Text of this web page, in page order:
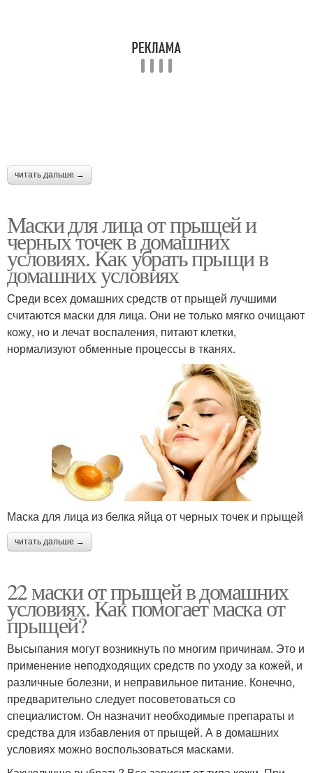
Противовоспалительные
маски
Маски от черных точек
Маска от черных точек Эффективные маски
Маска против черных
точек
Эффективная маска
Быстродействующие
маски
Творожно-лимонная
маска
читать дальше →
Маски для лица от прыщей и
черных точек в домашних
условиях. Как убрать прыщи в
домашних условиях
Среди всех домашних средств от прыщей лучшими
считаются маски для лица. Они не только мягко очищают
кожу, но и лечат воспаления, питают клетки,
нормализуют обменные процессы в тканях.
Маска для лица из белка яйца от черных точек и прыщей
читать дальше →
22 маски от прыщей в домашних
условиях. Как помогает маска от
прыщей?
Высыпания могут возникнуть по многим причинам. Это и
применение неподходящих средств по уходу за кожей, и
различные болезни, и неправильное питание. Конечно,
предварительно следует посоветоваться со
специалистом. Он назначит необходимые препараты и
средства для избавления от прыщей. А в домашних
условиях можно воспользоваться масками.